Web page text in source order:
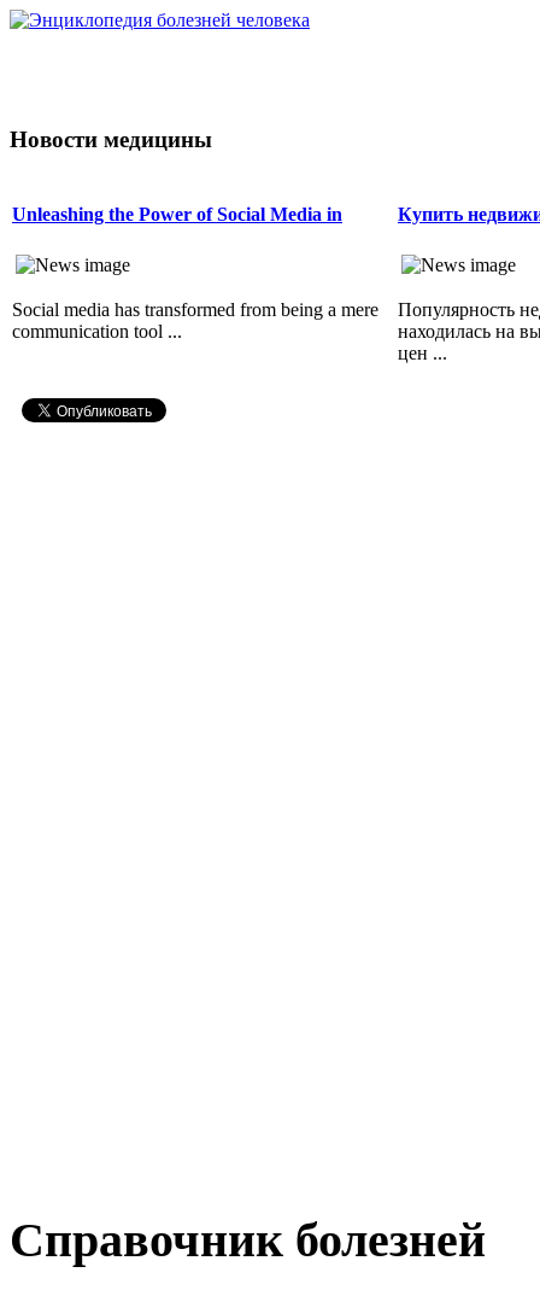
Новости медицины
Unleashing the Power of Social Media in
Social media has transformed from being a mere
communication tool ...
Купить
Популярность
находилась на
цен ...
Справочник болезней